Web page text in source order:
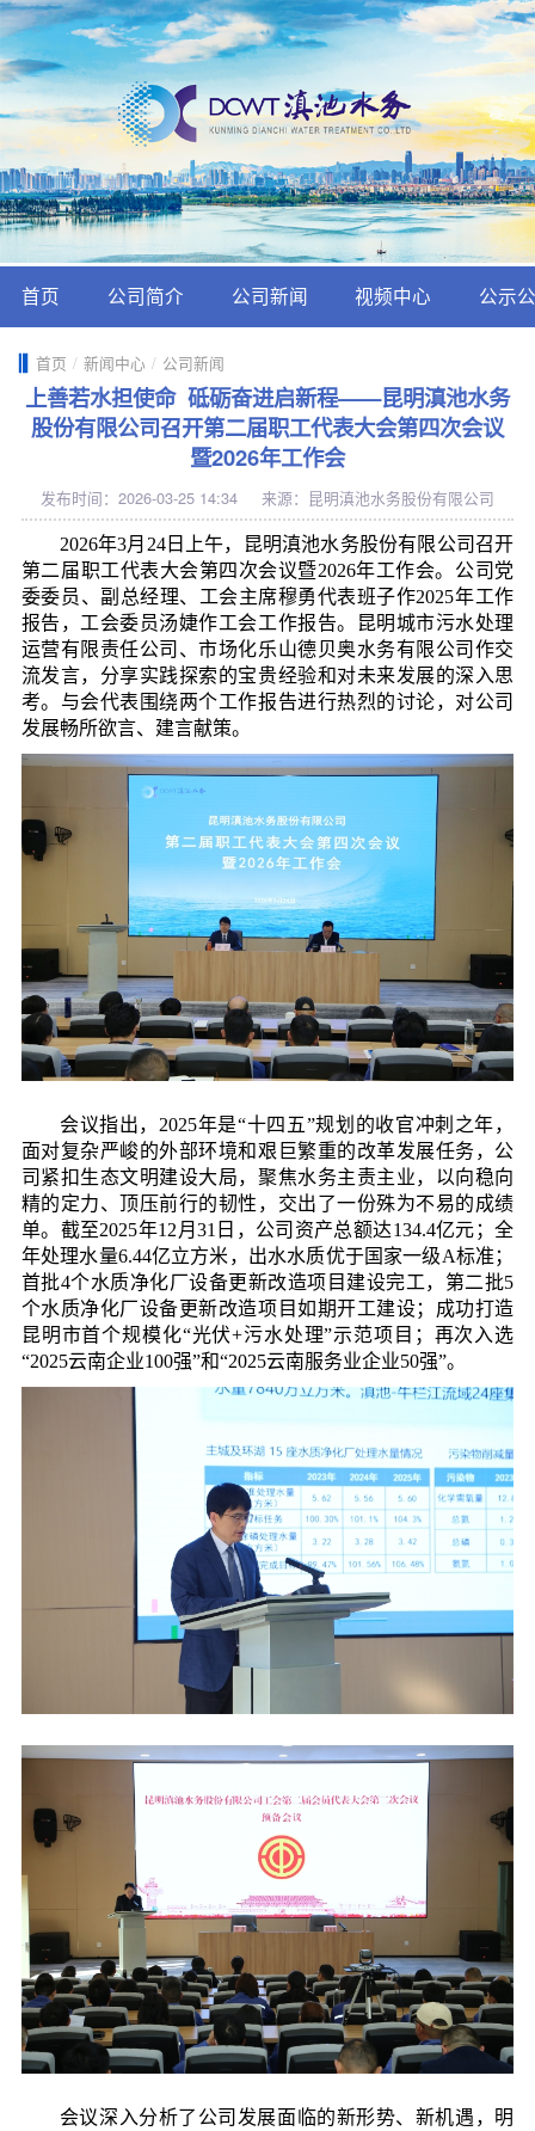
首页 公司简介 公司新闻 视频中心 公示
首页 / 新闻中心 / 公司新闻
上善若水担使命 砥砺奋进启新程——昆明滇池水务
股份有限公司召开第二届职工代表大会第四次会议
暨2026年工作会
发布时间：2026-03-25 14:34 来源：昆明滇池水务股份有限公司
2026年3月24日上午，昆明滇池水务股份有限公司召开
第二届职工代表大会第四次会议暨2026年工作会。公司党
委委员、副总经理、工会主席穆勇代表班子作2025年工作
报告，工会委员汤婕作工会工作报告。昆明城市污水处理
运营有限责任公司、市场化乐山德贝奥水务有限公司作交
流发言，分享实践探索的宝贵经验和对未来发展的深入思
考。与会代表围绕两个工作报告进行热烈的讨论，对公司
发展畅所欲言、建言献策。
会议指出，2025年是“十四五”规划的收官冲刺之年，
面对复杂严峻的外部环境和艰巨繁重的改革发展任务，公
司紧扣生态文明建设大局，聚焦水务主责主业，以向稳向
精的定力、顶压前行的韧性，交出了一份殊为不易的成绩
单。截至2025年12月31日，公司资产总额达134.4亿元；全
年处理水量6.44亿立方米，出水水质优于国家一级A标准；
首批4个水质净化厂设备更新改造项目建设完工，第二批5
个水质净化厂设备更新改造项目如期开工建设；成功打造
昆明市首个规模化“光伏+污水处理”示范项目；再次入选
“2025云南企业100强”和“2025云南服务业企业50强”。
会议深入分析了公司发展面临的新形势、新机遇，明